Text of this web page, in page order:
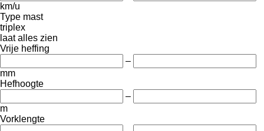
km/u
Type mast
triplex
laat alles zien
Vrije heffing
–
mm
Hefhoogte
–
m
Vorklengte